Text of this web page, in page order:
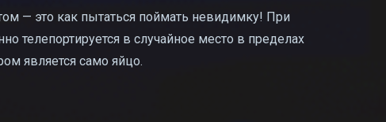
— это как пытаться поймать невидимку! При
телепортируется в случайное место в пределах
является само яйцо.